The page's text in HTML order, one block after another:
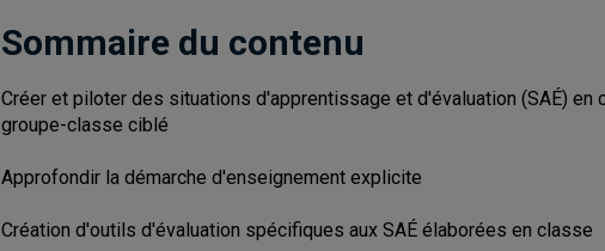
Sommaire du contenu
Créer et piloter des situations d'apprentissage et d'évaluation (SAÉ)
groupe-classe ciblé
Approfondir la démarche d'enseignement explicite
Création d'outils d'évaluation spécifiques aux SAÉ élaborées en classe